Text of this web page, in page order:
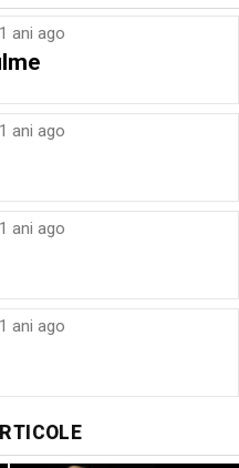
ani ago
ani ago
ani ago
ani ago